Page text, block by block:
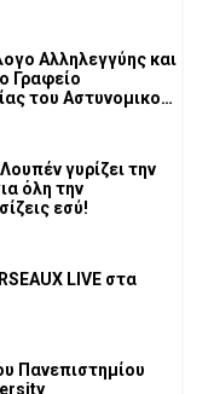
Αλληλεγγύης και
Γραφείο
του Αστυνομικού
γυρίζει την
όλη την
εσύ!
LIVE στα
Πανεπιστημίου